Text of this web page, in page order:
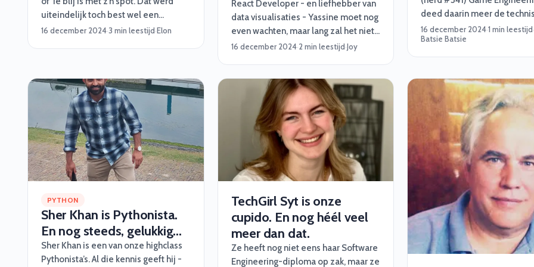
uiteindelijk toch best wel een
inspirerend verhaal. Vinden we zelf.
16 december 2024·3 min leestijd·Elon
React Developer - en liefhebber van
data visualisaties - Yassine moet nog
even wachten, maar lang zal het niet
meer duren. Op wat? Nou, dé baan
feit is wel dat deze opdracht al heel
lang op zijn verlanglijstje stond. En
daar hebben wij hem aan geholpen
door slim te matchen!
16 december 2024·2 min leestijd·Joy
deed daarin meer de
“C-Sharp, C++. Ze hebben
geheimen voor mij. Daarna
wat meer gaan richten op
16 december 2024·1 min leestijd·
Batsie Batsie
PYTHON
Sher Khan is Pythonista.
En nog steeds, gelukkig...
Sher Khan is een van onze highclass
Pythonista’s. Al die kennis geeft hij -
TechGirl Syt is onze
cupido. En nog héél veel
meer dan dat.
Ze heeft nog niet eens haar Software
Engineering-diploma op zak, maar ze